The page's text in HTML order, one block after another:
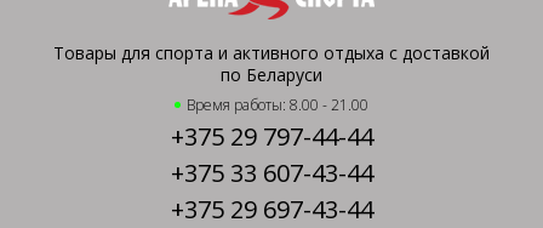
Товары для спорта и активного отдыха с доставкой
по Беларуси
Время работы: 8.00 - 21.00
+375 29 797-44-44
+375 33 607-43-44
+375 29 697-43-44